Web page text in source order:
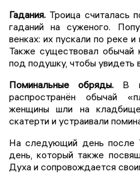
Гадания. Троица считалась
гаданий на суженого.
венках: их пускали по реке
Также существовал обычай
под подушку, чтобы
Поминальные обряды. В
распространён обычай
женщины шли на
скатерти и устраивали
На следующий день после
день, который также
Духа и сопровождается